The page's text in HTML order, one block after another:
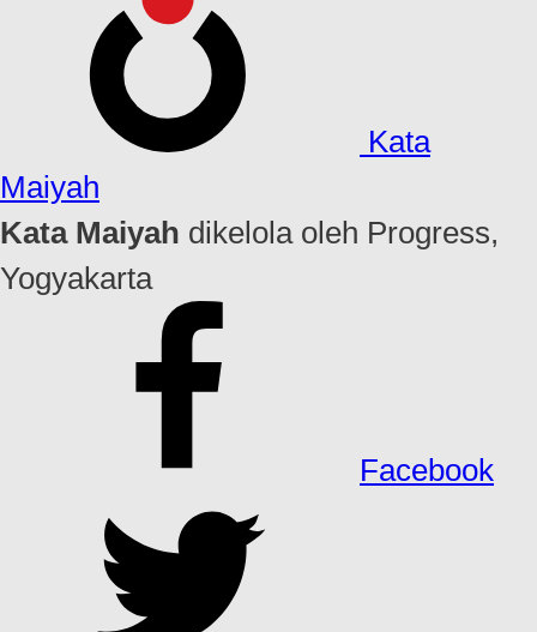
Kata
Maiyah
Kata Maiyah dikelola oleh Progress,
Yogyakarta
Facebook